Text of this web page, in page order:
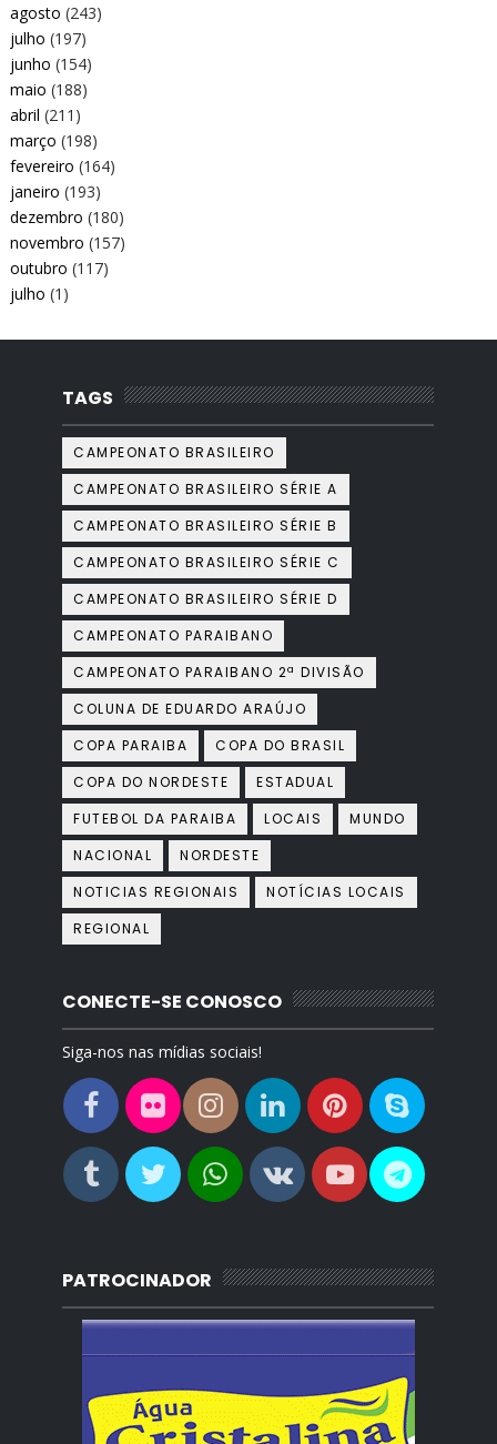
agosto (243)
julho (197)
junho (154)
maio (188)
abril (211)
março (198)
fevereiro (164)
janeiro (193)
dezembro (180)
novembro (157)
outubro (117)
julho (1)
TAGS
CAMPEONATO BRASILEIRO
CAMPEONATO BRASILEIRO SÉRIE A
CAMPEONATO BRASILEIRO SÉRIE B
CAMPEONATO BRASILEIRO SÉRIE C
CAMPEONATO BRASILEIRO SÉRIE D
CAMPEONATO PARAIBANO
CAMPEONATO PARAIBANO 2ª DIVISÃO
COLUNA DE EDUARDO ARAÚJO
COPA PARAIBA
COPA DO BRASIL
COPA DO NORDESTE
ESTADUAL
FUTEBOL DA PARAIBA
LOCAIS
MUNDO
NACIONAL
NORDESTE
NOTICIAS REGIONAIS
NOTÍCIAS LOCAIS
REGIONAL
CONECTE-SE CONOSCO
Siga-nos nas mídias sociais!
PATROCINADOR